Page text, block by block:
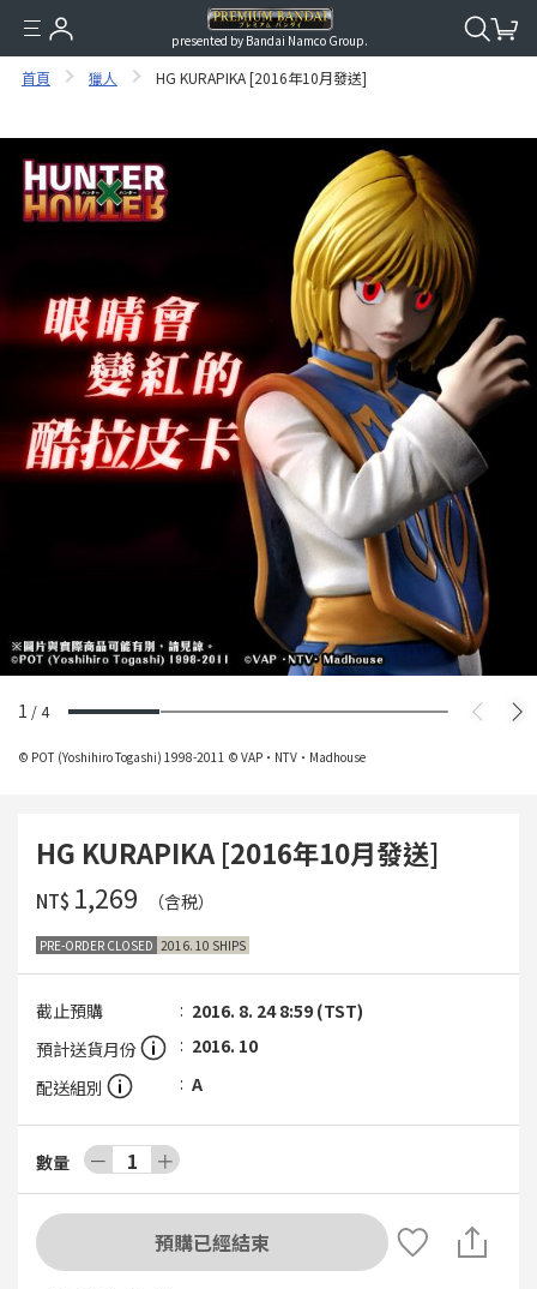
presented by Bandai Namco Group.
首頁 獵人 HG KURAPIKA [2016年10月發送]
1 /4
© POT (Yoshihiro Togashi) 1998-2011 © VAP・NTV・Madhouse
HG KURAPIKA [2016年10月發送]
NT$ ‌1,269 （含税）
PRE-ORDER CLOSED 2016. 10 SHIPS
截止預購
2016. 8. 24 8:59 (TST)
預計送貨月份
2016. 10
配送組別
A
數量 － 1 ＋
預購已經結束